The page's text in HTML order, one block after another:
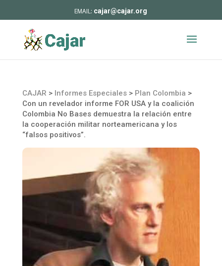
cajar@cajar.org
CAJAR > Informes Especiales> Plan Colombia >
Con un revelador informe FOR USA y la coalición
Colombia No Bases demuestra la relación entre
la cooperación militar norteamericana y los
“falsos positivos”.